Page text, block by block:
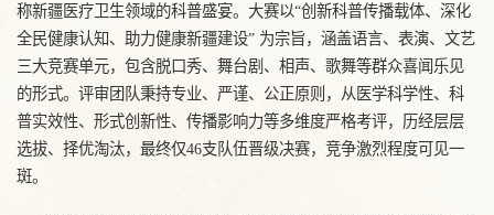
称新疆医疗卫生领域的科普盛宴。大赛以“创新科普传播载体、深化
全民健康认知、助力健康新疆建设” 为宗旨，涵盖语言、表演、文艺
三大竞赛单元，包含脱口秀、舞台剧、相声、歌舞等群众喜闻乐见
的形式。评审团队秉持专业、严谨、公正原则，从医学科学性、科
普实效性、形式创新性、传播影响力等多维度严格考评，历经层层
选拔、择优淘汰，最终仅46支队伍晋级决赛，竞争激烈程度可见一
斑。